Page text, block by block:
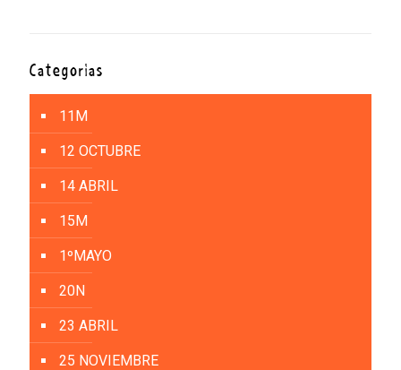
Categorías
11M
12 OCTUBRE
14 ABRIL
15M
1ºMAYO
20N
23 ABRIL
25 NOVIEMBRE